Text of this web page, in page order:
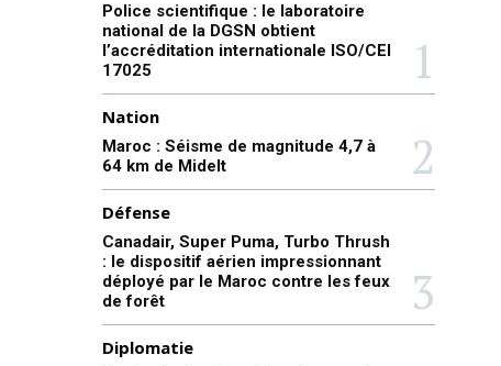
Police scientifique : le laboratoire
national de la DGSN obtient
l’accréditation internationale ISO/CEI
17025
Nation
Maroc : Séisme de magnitude 4,7 à
64 km de Midelt
Défense
Canadair, Super Puma, Turbo Thrush
: le dispositif aérien impressionnant
déployé par le Maroc contre les feux
de forêt
Diplomatie